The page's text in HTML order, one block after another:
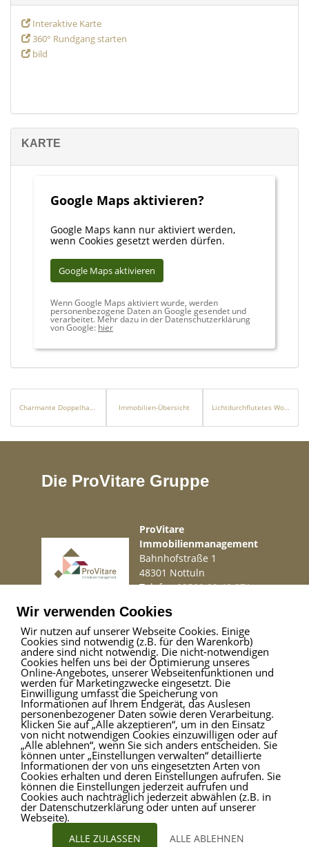
Interaktive Karte
360° Rundgang starten
bild
KARTE
Google Maps aktivieren?
Google Maps kann nur aktiviert werden,
wenn Cookies gesetzt werden dürfen.
Google Maps aktivieren
Wenn Google Maps aktiviert wurde, werden
personenbezogene Daten an Google gesendet und
verarbeitet. Mehr dazu in der Datenschutzerklärung
von Google: hier
Charmante Doppelhaushälfte mit historischem Flair in Overath-Steinenbrück Immobilien-Übersicht Lichtdurchflutetes Wohnparadies mit Einliegerwohnung, Balkon und traumhaftem Garten
Die ProVitare Gruppe
ProVitare
Immobilienmanagement
Bahnhofstraße 1
48301 Nottuln
Telefon02509 99 49 871
Impressum|Haftungsausschluss|Datenschutz
ProVitare Commercial
GmbH
Bahnhofstraße 1
48301 Nottuln
Telefon02509 99 49 871
Mailinfo@provitare.de
Wir verwenden Cookies
Wir nutzen auf unserer Webseite Cookies. Einige
Cookies sind notwendig (z.B. für den Warenkorb)
andere sind nicht notwendig. Die nicht-notwendigen
Cookies helfen uns bei der Optimierung unseres
Online-Angebotes, unserer Webseitenfunktionen und
werden für Marketingzwecke eingesetzt. Die
Einwilligung umfasst die Speicherung von
Informationen auf Ihrem Endgerät, das Auslesen
personenbezogener Daten sowie deren Verarbeitung.
Klicken Sie auf „Alle akzeptieren“, um in den Einsatz
von nicht notwendigen Cookies einzuwilligen oder auf
„Alle ablehnen“, wenn Sie sich anders entscheiden. Sie
können unter „Einstellungen verwalten“ detaillierte
Informationen der von uns eingesetzten Arten von
Cookies erhalten und deren Einstellungen aufrufen. Sie
können die Einstellungen jederzeit aufrufen und
Cookies auch nachträglich jederzeit abwählen (z.B. in
der Datenschutzerklärung oder unten auf unserer
Webseite).
ALLE ZULASSEN ALLE ABLEHNEN